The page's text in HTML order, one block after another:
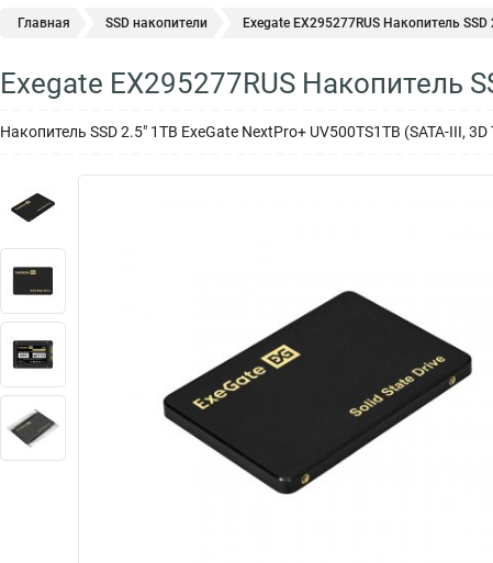
Главная SSD накопители Exegate EX295277RUS Накопитель SSD
Exegate EX295277RUS Накопитель
Накопитель SSD 2.5" 1TB ExeGate NextPro+ UV500TS1TB (SATA-III, 3D